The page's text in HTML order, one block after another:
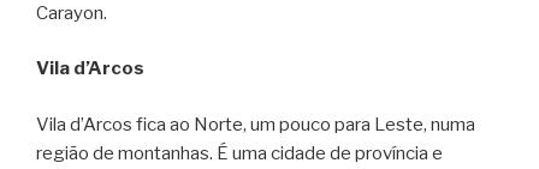
Carayon.
Vila d’Arcos
Vila d’Arcos fica ao Norte, um pouco para Leste, numa
região de montanhas. É uma cidade de província e